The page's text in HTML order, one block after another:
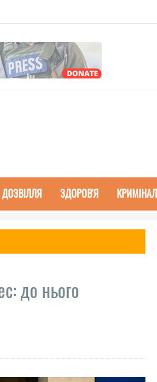
ДОЗВІЛЛЯ ЗДОРОВ'Я КРИМІНАЛ
до нього